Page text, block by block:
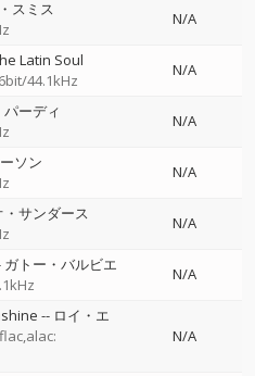
スミス
N/A
Latin Soul
44.1kHz
N/A
ーディ
N/A
ソン
N/A
・サンダース
N/A
ガトー・バルビエ
N/A
-- ロイ・エ
N/A